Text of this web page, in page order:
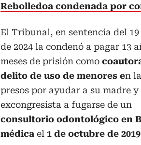
Rebolledoa condenada por
El Tribunal, en sentencia del 19
de 2024 la condenó a pagar 13
meses de prisión como
delito de uso de menores en
presos por ayudar a su madre y
excongresista a fugarse de un
consultorio odontológico en
médica el 1 de octubre de 2019